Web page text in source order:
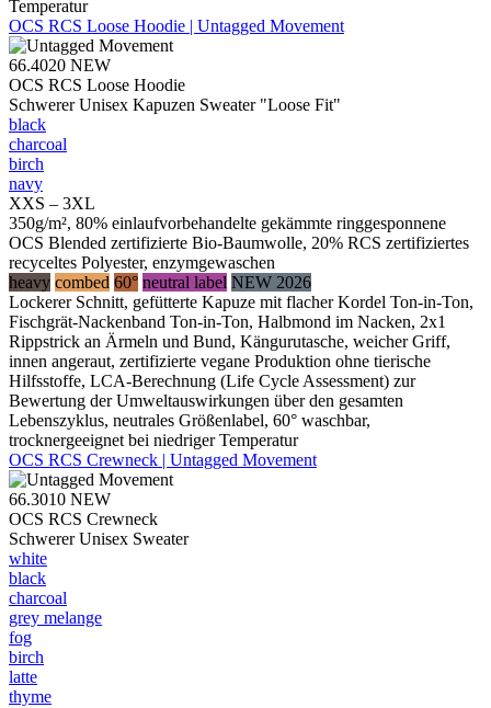
Temperatur
OCS RCS Loose Hoodie | Untagged Movement
66.4020 NEW
OCS RCS Loose Hoodie
Schwerer Unisex Kapuzen Sweater "Loose Fit"
black
charcoal
birch
navy
XXS – 3XL
350g/m², 80% einlaufvorbehandelte gekämmte ringgesponnene
OCS Blended zertifizierte Bio-Baumwolle, 20% RCS zertifiziertes
recyceltes Polyester, enzymgewaschen
heavy combed 60° neutral label NEW 2026
Lockerer Schnitt, gefütterte Kapuze mit flacher Kordel Ton-in-Ton,
Fischgrät-Nackenband Ton-in-Ton, Halbmond im Nacken, 2x1
Rippstrick an Ärmeln und Bund, Kängurutasche, weicher Griff,
innen angeraut, zertifizierte vegane Produktion ohne tierische
Hilfsstoffe, LCA-Berechnung (Life Cycle Assessment) zur
Bewertung der Umweltauswirkungen über den gesamten
Lebenszyklus, neutrales Größenlabel, 60° waschbar,
trocknergeeignet bei niedriger Temperatur
OCS RCS Crewneck | Untagged Movement
66.3010 NEW
OCS RCS Crewneck
Schwerer Unisex Sweater
white
black
charcoal
grey melange
fog
birch
latte
thyme